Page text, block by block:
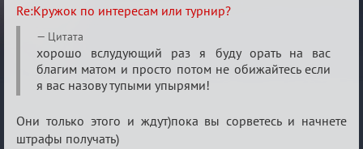
Re:
Кружок
интересам
или
турнир?
Re:Кружок по интересам или турнир?
Цитата
хорошо вслудующий раз я буду орать на вас
благим матом и просто потом не обижайтесь если
я вас назову тупыми упырями!
Они только этого и ждут)пока вы сорветесь и начнете
штрафы получать)